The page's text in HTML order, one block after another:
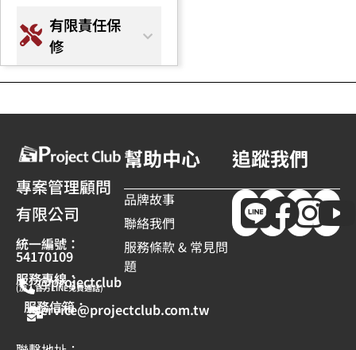
有限責任保
修
專案管理顧問
有限公司
統一編號：
54170109
服務專線：
@projectclub
(加入官方LINE免費通話)
服務信箱：
service@projectclub.com.tw
幫助中心
品牌故事
聯絡我們
服務條款 & 常見問
題
追蹤我們